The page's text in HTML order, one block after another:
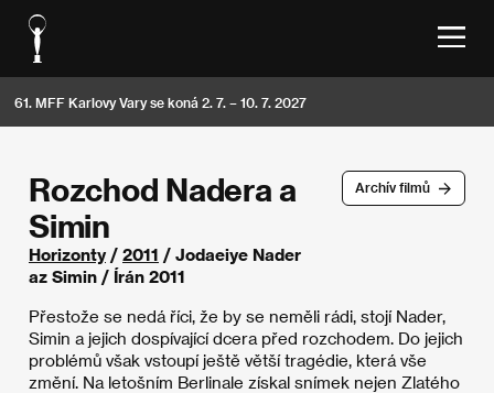
61. MFF Karlovy Vary se koná 2. 7. – 10. 7. 2027
Archív filmů
Rozchod Nadera a
Simin
Horizonty/ 2011 / Jodaeiye Nader
az Simin / Írán 2011
Přestože se nedá říci, že by se neměli rádi, stojí Nader,
Simin a jejich dospívající dcera před rozchodem. Do jejich
problémů však vstoupí ještě větší tragédie, která vše
změní. Na letošním Berlinale získal snímek nejen Zlatého